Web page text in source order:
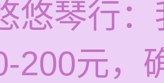
悠琴行
200元，